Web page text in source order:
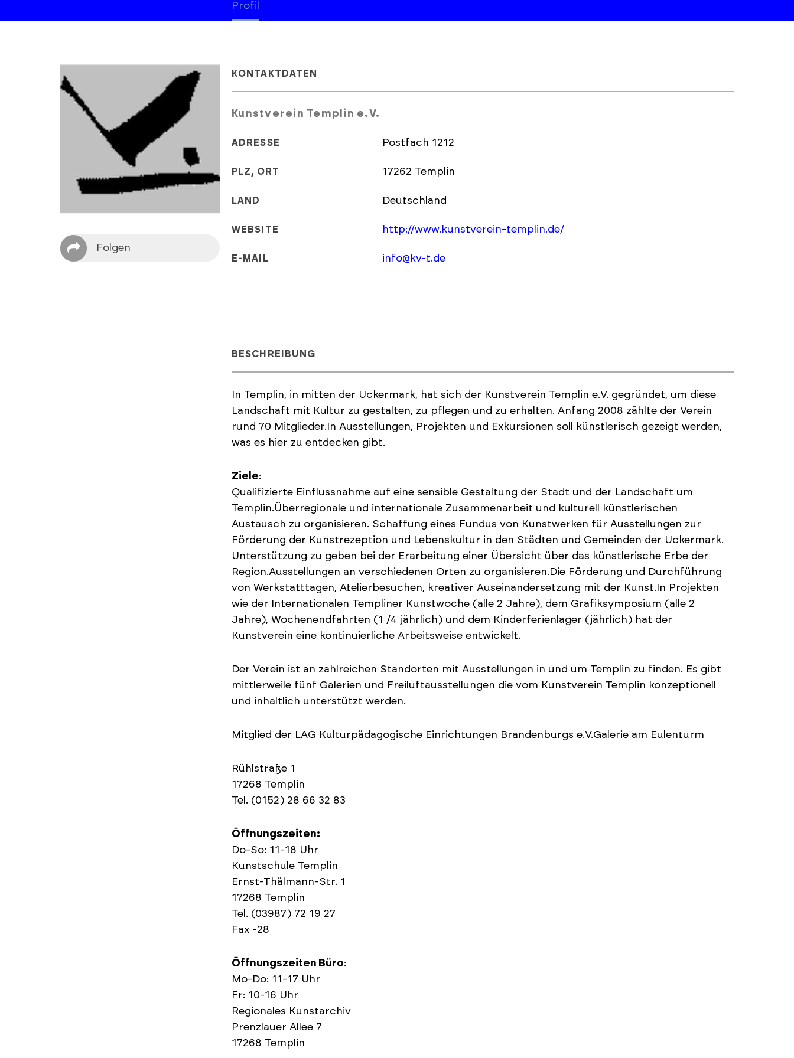
Profil
Folgen
KONTAKTDATEN
Kunstverein Templin e.V.
ADRESSE Postfach 1212
PLZ, ORT 17262 Templin
LAND Deutschland
WEBSITE http://www.kunstverein-templin.de/
E-MAIL info@kv-t.de
BESCHREIBUNG
In Templin, in mitten der Uckermark, hat sich der Kunstverein Templin e.V. gegründet, um diese
Landschaft mit Kultur zu gestalten, zu pflegen und zu erhalten. Anfang 2008 zählte der Verein
rund 70 Mitglieder.In Ausstellungen, Projekten und Exkursionen soll künstlerisch gezeigt werden,
was es hier zu entdecken gibt.
Ziele:
Qualifizierte Einflussnahme auf eine sensible Gestaltung der Stadt und der Landschaft um
Templin.Überregionale und internationale Zusammenarbeit und kulturell künstlerischen
Austausch zu organisieren. Schaffung eines Fundus von Kunstwerken für Ausstellungen zur
Förderung der Kunstrezeption und Lebenskultur in den Städten und Gemeinden der Uckermark.
Unterstützung zu geben bei der Erarbeitung einer Übersicht über das künstlerische Erbe der
Region.Ausstellungen an verschiedenen Orten zu organisieren.Die Förderung und Durchführung
von Werkstatttagen, Atelierbesuchen, kreativer Auseinandersetzung mit der Kunst.In Projekten
wie der Internationalen Templiner Kunstwoche (alle 2 Jahre), dem Grafiksymposium (alle 2
Jahre), Wochenendfahrten (1 /4 jährlich) und dem Kinderferienlager (jährlich) hat der
Kunstverein eine kontinuierliche Arbeitsweise entwickelt.
Der Verein ist an zahlreichen Standorten mit Ausstellungen in und um Templin zu finden. Es gibt
mittlerweile fünf Galerien und Freiluftausstellungen die vom Kunstverein Templin konzeptionell
und inhaltlich unterstützt werden.
Mitglied der LAG Kulturpädagogische Einrichtungen Brandenburgs e.V.Galerie am Eulenturm
Rühlstraße 1
17268 Templin
Tel. (0152) 28 66 32 83
Öffnungszeiten:
Do-So: 11-18 Uhr
Kunstschule Templin
Ernst-Thälmann-Str. 1
17268 Templin
Tel. (03987) 72 19 27
Fax -28
Öffnungszeiten Büro:
Mo-Do: 11-17 Uhr
Fr: 10-16 Uhr
Regionales Kunstarchiv
Prenzlauer Allee 7
17268 Templin